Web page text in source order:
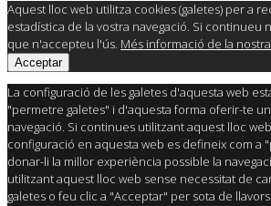
Aquest lloc web utilitza cookies (galetes) per a
estadística de la vostra navegació. Si continueu
que n'accepteu l'ús. Més informació de la
Acceptar
La configuració de les galetes d'aquesta web
"permetre galetes" i d'aquesta forma oferir-te
navegació. Si continues utilitzant aquest lloc
configuració en aquesta web es defineix com a
donar-li la millor experiència possible la
utilitzant aquest lloc web sense necessitat de
galetes o feu clic a "Acceptar" per sota de